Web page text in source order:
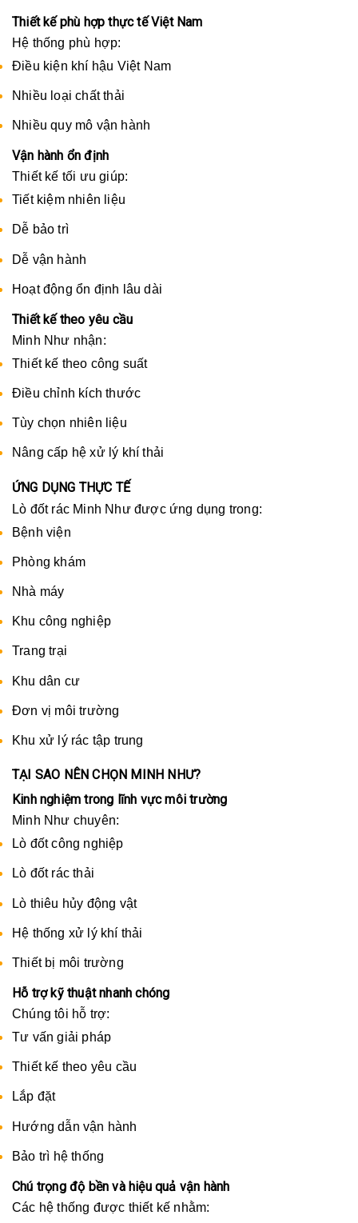
Thiết kế phù hợp thực tế Việt Nam
Hệ thống phù hợp:
Điều kiện khí hậu Việt Nam
Nhiều loại chất thải
Nhiều quy mô vận hành
Vận hành ổn định
Thiết kế tối ưu giúp:
Tiết kiệm nhiên liệu
Dễ bảo trì
Dễ vận hành
Hoạt động ổn định lâu dài
Thiết kế theo yêu cầu
Minh Như nhận:
Thiết kế theo công suất
Điều chỉnh kích thước
Tùy chọn nhiên liệu
Nâng cấp hệ xử lý khí thải
ỨNG DỤNG THỰC TẾ
Lò đốt rác Minh Như được ứng dụng trong:
Bệnh viện
Phòng khám
Nhà máy
Khu công nghiệp
Trang trại
Khu dân cư
Đơn vị môi trường
Khu xử lý rác tập trung
TẠI SAO NÊN CHỌN MINH NHƯ?
Kinh nghiệm trong lĩnh vực môi trường
Minh Như chuyên:
Lò đốt công nghiệp
Lò đốt rác thải
Lò thiêu hủy động vật
Hệ thống xử lý khí thải
Thiết bị môi trường
Hỗ trợ kỹ thuật nhanh chóng
Chúng tôi hỗ trợ:
Tư vấn giải pháp
Thiết kế theo yêu cầu
Lắp đặt
Hướng dẫn vận hành
Bảo trì hệ thống
Chú trọng độ bền và hiệu quả vận hành
Các hệ thống được thiết kế nhằm: